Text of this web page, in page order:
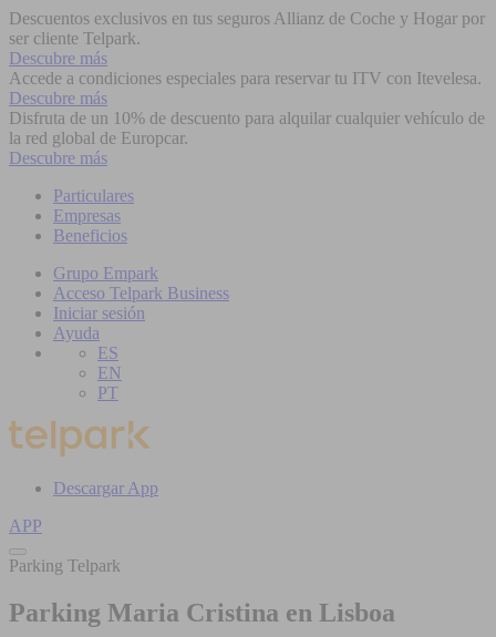
Descuentos exclusivos en tus seguros Allianz de Coche y Hogar por
ser cliente Telpark.
Descubre más
Accede a condiciones especiales para reservar tu ITV con Itevelesa.
Descubre más
Disfruta de un 10% de descuento para alquilar cualquier vehículo de
la red global de Europcar.
Descubre más
Particulares
Empresas
Beneficios
Grupo Empark
Acceso Telpark Business
Iniciar sesión
Ayuda
ES
EN
PT
Descargar App
APP
Parking Telpark
Parking Maria Cristina en Lisboa